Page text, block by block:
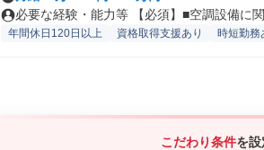
必要な経験・能力等 【必須】■空調設備に
年間休日120日以上 資格取得支援あり 時短勤務
こだわり条件を